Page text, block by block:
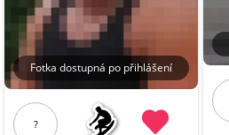
Fotka dostupná po přihlášení
?